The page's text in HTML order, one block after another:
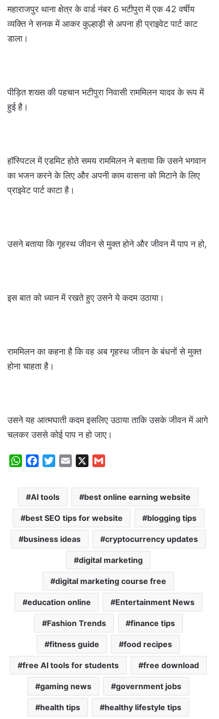
महाराजपुर थाना क्षेत्र के वार्ड नंबर 6 भटीपुरा में एक 42 वर्षीय
व्यक्ति ने सनक में आकर कुल्हाड़ी से अपना ही प्राइवेट पार्ट काट
डाला।
पीड़ित शख्स की पहचान भटीपुरा निवासी राममिलन यादव के रूप में
हुई है।
हॉस्पिटल में एडमिट होते समय राममिलन ने बताया कि उसने भगवान
का भजन करने के लिए और अपनी काम वासना को मिटाने के लिए
प्राइवेट पार्ट काटा है।
उसने बताया कि गृहस्थ जीवन से मुक्त होने और जीवन में पाप न हो,
इस बात को ध्यान में रखते हुए उसने ये कदम उठाया।
राममिलन का कहना है कि वह अब गृहस्थ जीवन के बंधनों से मुक्त
होना चाहता है।
उसने यह आत्मघाती कदम इसलिए उठाया ताकि उसके जीवन में आगे
चलकर उससे कोई पाप न हो जाए।
W
a
s
A
p
p
c
e
b
o
o
k
i
t
t
e
r
a
l
a
i
l
AI tools best online earning website
best SEO tips for website blogging tips
business ideas cryptocurrency updates
digital marketing
digital marketing course free
education online Entertainment News
Fashion Trends finance tips
fitness guide food recipes
free AI tools for students free download
gaming news government jobs
health tips healthy lifestyle tips